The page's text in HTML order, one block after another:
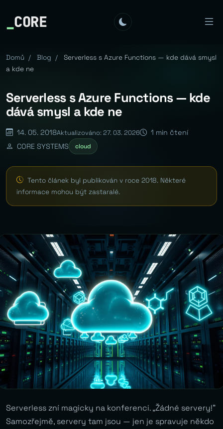
_CORE
Domů / Blog /
Serverless s Azure Functions — kde dává smysl
a kde ne
Serverless s Azure Functions — kde
dává smysl a kde ne
14. 05. 2018Aktualizováno: 27. 03. 2026
1 min čtení
CORE SYSTEMS
cloud
Tento článek byl publikován v roce 2018. Některé
informace mohou být zastaralé.
Serverless zní magicky na konferenci. „Žádné servery!”
Samozřejmě, servery tam jsou — jen je spravuje někdo